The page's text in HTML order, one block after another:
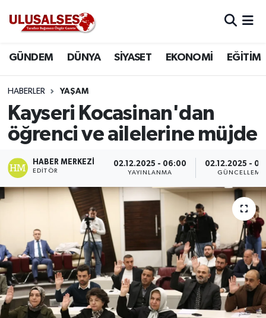
GÜNDEM DÜNYA SİYASET EKONOMİ EĞİTİM
HABERLER YAŞAM
Kayseri Kocasinan'dan
öğrenci ve ailelerine müjde
HABER MERKEZI
EDITÖR
02.12.2025 - 06:00
YAYINLANMA
02.12.2025 -
GÜNCELLEME
DÜNYA
SİYASET
EKONOMİ
EĞİTİM
SAĞLIK
MAGAZİN
SPOR
Trafik Durumu
Süper Lig Puan Durumu ve Fikstür
Tüm Manşetler
Son Dakika Haberleri
Haber Arşivi